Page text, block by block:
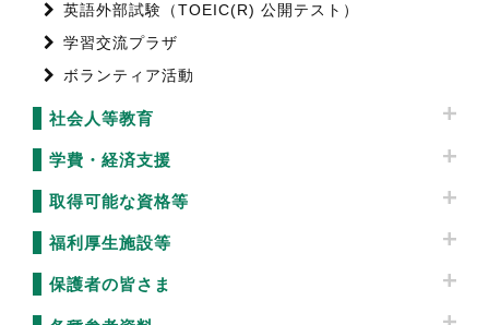
英語外部試験（TOEIC(R) 公開テスト）
学習交流プラザ
ボランティア活動
社会人等教育
学費・経済支援
取得可能な資格等
福利厚生施設等
保護者の皆さま